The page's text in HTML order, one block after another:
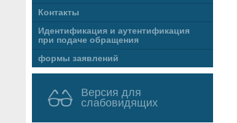
Контакты
Идентификация и аутентификация
при подаче обращения
формы заявлений
Версия для
слабовидящих